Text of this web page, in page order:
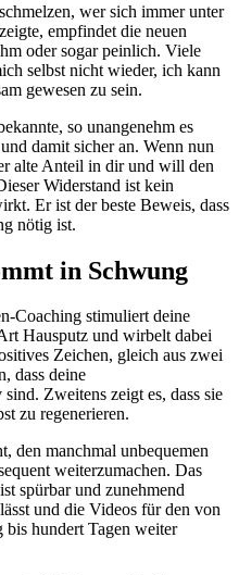
wer sich immer unter
empfindet die neuen
oder sogar peinlich. Viele
selbst nicht wieder, ich kann
gewesen zu sein.
so unangenehm es
damit sicher an. Wenn nun
alte Anteil in dir und will den
Widerstand ist kein
Er ist der beste Beweis, dass
nötig ist.
in Schwung
Coaching stimuliert deine
Hausputz und wirbelt dabei
Zeichen, gleich aus zwei
dass deine
Zweitens zeigt es, dass sie
zu regenerieren.
den manchmal unbequemen
weiterzumachen. Das
spürbar und zunehmend
und die Videos für den von
hundert Tagen weiter